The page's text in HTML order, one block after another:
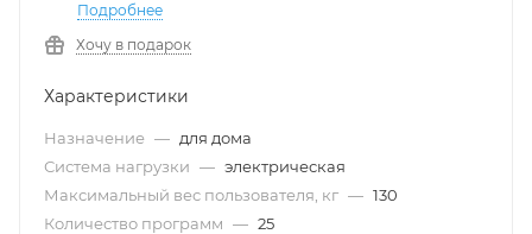
Подробнее
Хочу в подарок
Характеристики
Назначение — для дома
Система нагрузки — электрическая
Максимальный вес пользователя, кг — 130
Количество программ — 25